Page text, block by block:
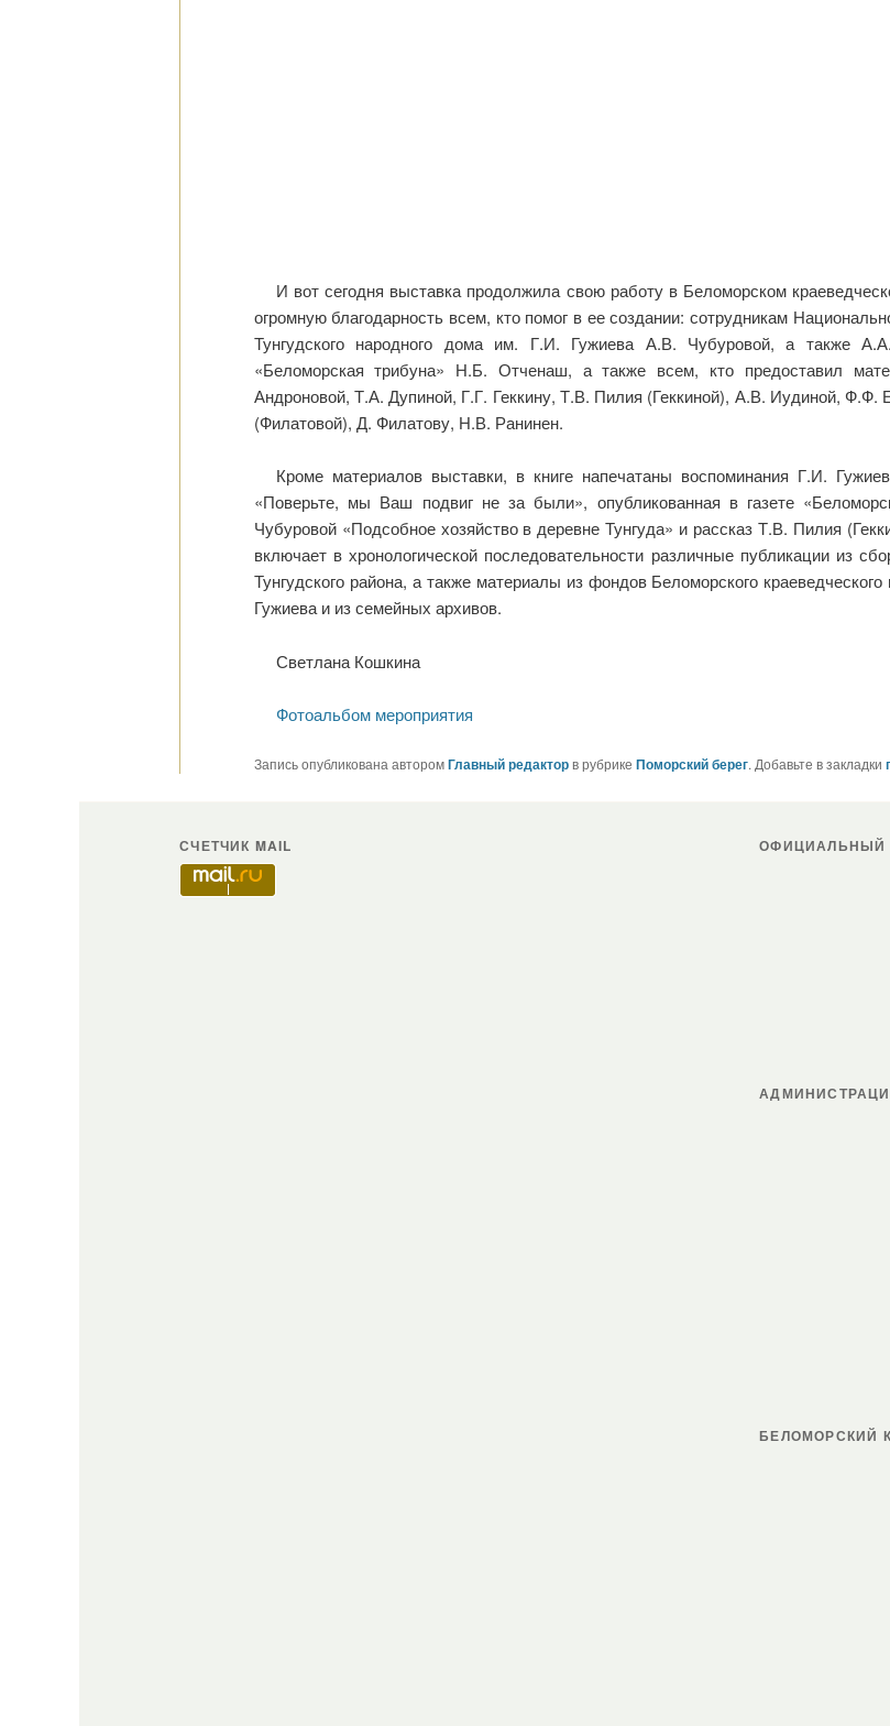
И вот сегодня выставка продолжила свою работу в Беломорском
огромную благодарность всем, кто помог в ее создании: сотрудникам
Тунгудского народного дома им. Г.И. Гужиева А.В. Чубуровой, а также
«Беломорская трибуна» Н.Б. Отченаш, а также всем, кто предоставил
Андроновой, Т.А. Дупиной, Г.Г. Геккину, Т.В. Пилия (Геккиной), А.В. Иудиной,
(Филатовой), Д. Филатову, Н.В. Ранинен.
Кроме материалов выставки, в книге напечатаны воспоминания Г.И.
«Поверьте, мы Ваш подвиг не за были», опубликованная в газете
Чубуровой «Подсобное хозяйство в деревне Тунгуда» и рассказ Т.В. Пилия
включает в хронологической последовательности различные публикации из
Тунгудского района, а также материалы из фондов Беломорского
Гужиева и из семейных архивов.
Светлана Кошкина
Фотоальбом мероприятия
Запись опубликована авторомГлавный редакторв рубрике Поморский берег. Добавьте в закладки
СЧЕТЧИК MAIL ОФИЦИАЛЬНЫЙ
БЕЛОМОРСКИЙ